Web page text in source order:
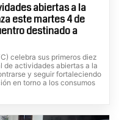
abiertas a la
este martes 4 de
destinado a
celebra sus primeros diez
de actividades abiertas a la
y seguir fortaleciendo
en torno a los consumos